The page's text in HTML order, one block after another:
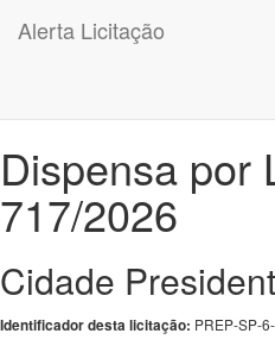
Alerta Licitação
Dispensa por
717/2026
Cidade
Identificador desta licitação: PREP-SP-